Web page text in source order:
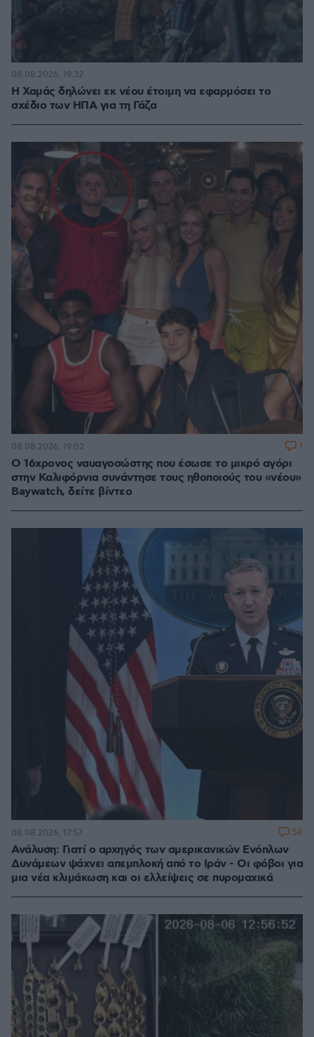
Η Χαμάς δηλώνει εκ νέου έτοιμη να εφαρμόσει το
σχέδιο των ΗΠΑ για τη Γάζα
08.08.2026, 19:32
Ο 16χρονος ναυαγοσώστης που έσωσε το μικρό αγόρι
στην Καλιφόρνια συνάντησε τους ηθοποιούς του «νέου»
Baywatch, δείτε βίντεο
08.08.2026, 19:02 1
Ανάλυση: Γιατί ο αρχηγός των αμερικανικών Ενόπλων
Δυνάμεων ψάχνει απεμπλοκή από το Ιράν - Οι φόβοι για
μια νέα κλιμάκωση και οι ελλείψεις σε πυρομαχικά
08.08.2026, 17:57 58